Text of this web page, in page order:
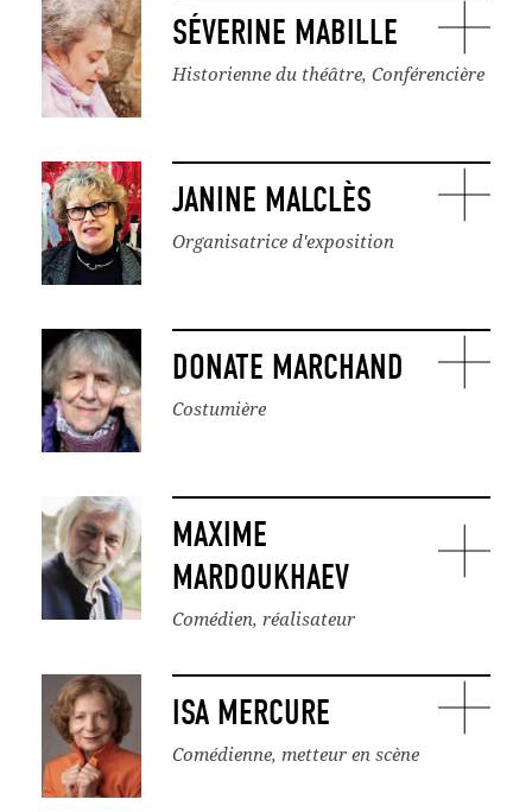
SÉVERINE MABILLE
Historienne du théâtre, Conférencière
JANINE MALCLÈS
Organisatrice d'exposition
DONATE MARCHAND
Costumière
MAXIME
MARDOUKHAEV
Comédien, réalisateur
ISA MERCURE
Comédienne, metteur en scène